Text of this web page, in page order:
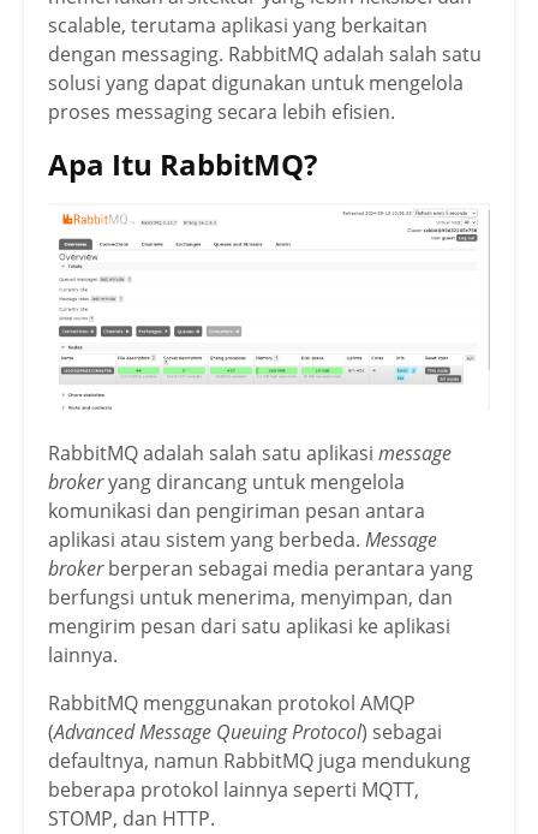
scalable, terutama aplikasi yang berkaitan
dengan messaging. RabbitMQ adalah salah satu
solusi yang dapat digunakan untuk mengelola
proses messaging secara lebih efisien.
Apa Itu RabbitMQ?
RabbitMQ adalah salah satu aplikasi message
brokeryang dirancang untuk mengelola
komunikasi dan pengiriman pesan antara
aplikasi atau sistem yang berbeda. Message
brokerberperan sebagai media perantara yang
berfungsi untuk menerima, menyimpan, dan
mengirim pesan dari satu aplikasi ke aplikasi
lainnya.
RabbitMQ menggunakan protokol AMQP
(Advanced Message Queuing Protocol) sebagai
defaultnya, namun RabbitMQ juga mendukung
beberapa protokol lainnya seperti MQTT,
STOMP, dan HTTP.